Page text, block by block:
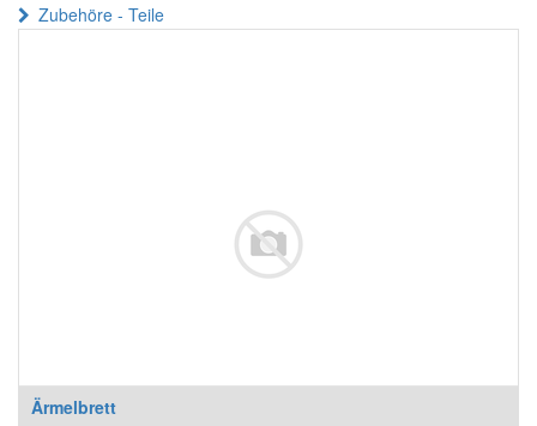
Zubehöre - Teile
Ärmelbrett